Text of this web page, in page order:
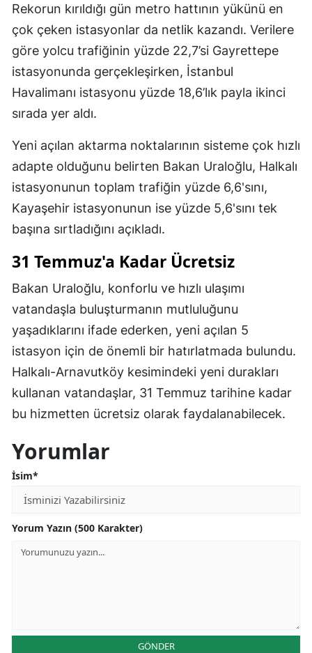
Rekorun kırıldığı gün metro hattının yükünü en
çok çeken istasyonlar da netlik kazandı. Verilere
göre yolcu trafiğinin yüzde 22,7’si Gayrettepe
istasyonunda gerçekleşirken, İstanbul
Havalimanı istasyonu yüzde 18,6’lık payla ikinci
sırada yer aldı.
Yeni açılan aktarma noktalarının sisteme çok hızlı
adapte olduğunu belirten Bakan Uraloğlu, Halkalı
istasyonunun toplam trafiğin yüzde 6,6'sını,
Kayaşehir istasyonunun ise yüzde 5,6'sını tek
başına sırtladığını açıkladı.
31 Temmuz'a Kadar Ücretsiz
Bakan Uraloğlu, konforlu ve hızlı ulaşımı
vatandaşla buluşturmanın mutluluğunu
yaşadıklarını ifade ederken, yeni açılan 5
istasyon için de önemli bir hatırlatmada bulundu.
Halkalı-Arnavutköy kesimindeki yeni durakları
kullanan vatandaşlar, 31 Temmuz tarihine kadar
bu hizmetten ücretsiz olarak faydalanabilecek.
Yorumlar
İsim*
Yorum Yazın (500 Karakter)
GÖNDER